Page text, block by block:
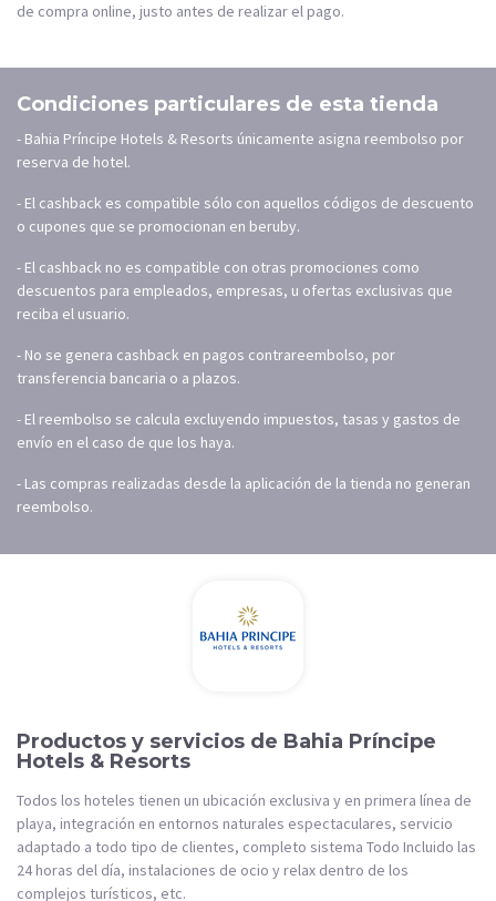
de compra online, justo antes de realizar el pago.
Condiciones particulares de esta tienda
- Bahia Príncipe Hotels & Resorts únicamente asigna reembolso por
reserva de hotel.
- El cashback es compatible sólo con aquellos códigos de descuento
o cupones que se promocionan en beruby.
- El cashback no es compatible con otras promociones como
descuentos para empleados, empresas, u ofertas exclusivas que
reciba el usuario.
- No se genera cashback en pagos contrareembolso, por
transferencia bancaria o a plazos.
- El reembolso se calcula excluyendo impuestos, tasas y gastos de
envío en el caso de que los haya.
- Las compras realizadas desde la aplicación de la tienda no generan
reembolso.
Productos y servicios de Bahia Príncipe
Hotels & Resorts
Todos los hoteles tienen un ubicación exclusiva y en primera línea de
playa, integración en entornos naturales espectaculares, servicio
adaptado a todo tipo de clientes, completo sistema Todo Incluido las
24 horas del día, instalaciones de ocio y relax dentro de los
complejos turísticos, etc.